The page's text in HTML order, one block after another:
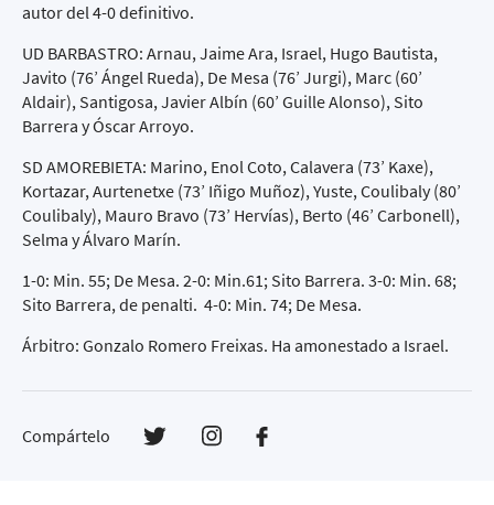
autor del 4-0 definitivo.
UD BARBASTRO: Arnau, Jaime Ara, Israel, Hugo Bautista,
Javito (76’ Ángel Rueda), De Mesa (76’ Jurgi), Marc (60’
Aldair), Santigosa, Javier Albín (60’ Guille Alonso), Sito
Barrera y Óscar Arroyo.
SD AMOREBIETA: Marino, Enol Coto, Calavera (73’ Kaxe),
Kortazar, Aurtenetxe (73’ Iñigo Muñoz), Yuste, Coulibaly (80’
Coulibaly), Mauro Bravo (73’ Hervías), Berto (46’ Carbonell),
Selma y Álvaro Marín.
1-0: Min. 55; De Mesa. 2-0: Min.61; Sito Barrera. 3-0: Min. 68;
Sito Barrera, de penalti. 4-0: Min. 74; De Mesa.
Árbitro: Gonzalo Romero Freixas. Ha amonestado a Israel.
Compártelo